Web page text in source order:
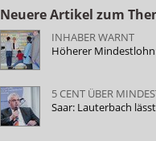
Neuere Artikel zum
INHABER WARNT
Höherer
5 CENT ÜBER
Saar: Lauterbach